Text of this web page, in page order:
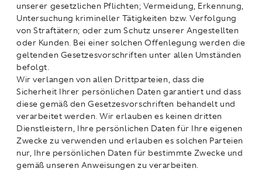
unserer gesetzlichen Pflichten; Vermeidung, Erkennung,
Untersuchung krimineller Tätigkeiten bzw. Verfolgung
von Straftätern; oder zum Schutz unserer Angestellten
oder Kunden. Bei einer solchen Offenlegung werden die
geltenden Gesetzesvorschriften unter allen Umständen
befolgt.
Wir verlangen von allen Drittparteien, dass die
Sicherheit Ihrer persönlichen Daten garantiert und dass
diese gemäß den Gesetzesvorschriften behandelt und
verarbeitet werden. Wir erlauben es keinen dritten
Dienstleistern, Ihre persönlichen Daten für Ihre eigenen
Zwecke zu verwenden und erlauben es solchen Parteien
nur, Ihre persönlichen Daten für bestimmte Zwecke und
gemäß unseren Anweisungen zu verarbeiten.